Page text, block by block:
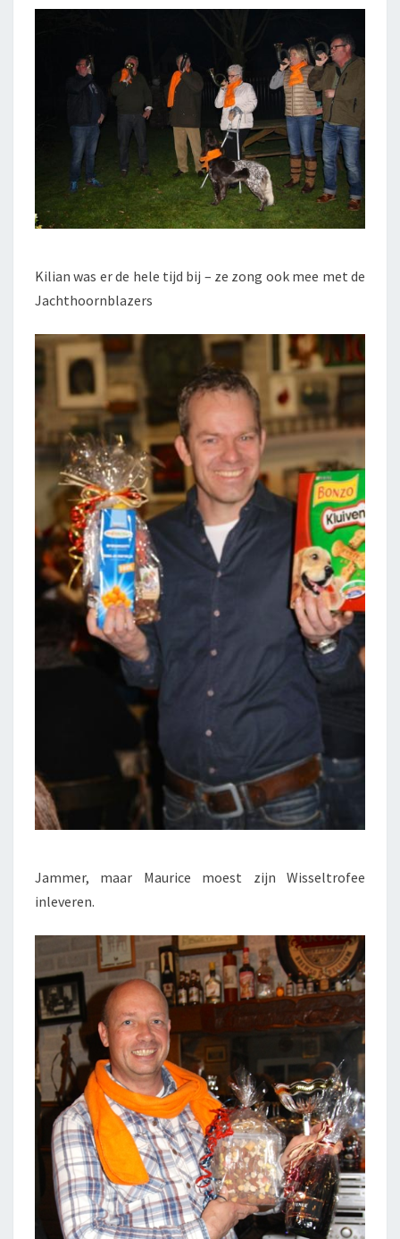
Kilian was er de hele tijd bij – ze zong ook mee met de
Jachthoornblazers
Jammer, maar Maurice moest zijn Wisseltrofee
inleveren.